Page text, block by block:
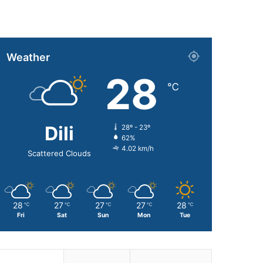
Weather
Dili
Scattered Clouds
28 ℃
28º - 23º
62%
4.02 km/h
28 ℃
Fri
27 ℃
Sat
27 ℃
Sun
27 ℃
Mon
28 ℃
Tue